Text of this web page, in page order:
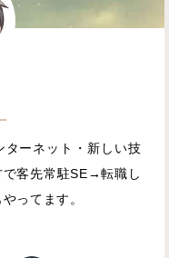
ーネット・新しい技
で客先常駐SE→転職し
ってます。